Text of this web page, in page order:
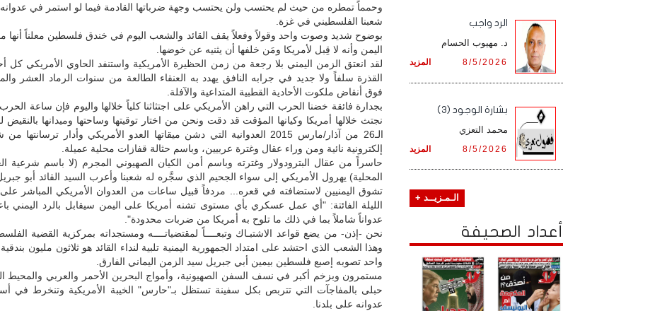
وحمماً تمطره من حيث لم يحتسب ولن يحتسب وجهة ضرباتها القادمة فيما لو استمر في
شعبنا الفلسطيني في غزة.
بوضوح شديد وصوت واحد وقولاً وفعلاً يقف القائد والشعب اليوم في خندق فلسطين معلناً أنها
اليمن وأنه لا قِبل لأمريكا ومَن خلفها أن يثنيه عن خوضها.
لقد انعتق الزمن اليمني بلا رجعة من زمن الحظيرة الأمريكية واستنفد الحاوي الأمريكي كل
القذرة سلفاً ولا جديد في جرابه النافق يهدد به العنقاء الطالعة من سنوات الرماد العشر
فوق أنقاض ملكوت الأحادية القطبية المتداعية والآفلة.
بجدارة فائقة خضنا الحرب التي راهن الأمريكي على اجتثاثنا كلياً خلالها واليوم فإن ساعة
نجتث خلالها أمريكا وكيانها المؤقت قد دقت ونحن من اختار توقيتها وساحتها وميدانها
الـ26 من آذار/مارس 2015 العدوانية التي دشن ميقاتها العدو الأمريكي وأدار ترسانتها
إلكترونية نائية ومن وراء عقال وغترة عربيين، وباسم حثالة قفازات محلية عميلة.
حاسراً من عقال البترودولار وغترته وباسم أمن الكيان الصهيوني المجرم (لا باسم شرعية
المحلية) يهرول الأمريكي إلى سواء الجحيم الذي سجَّره له شعبنا وأعرب السيد القائد أبو
تشوق اليمنيين لاستضافته في قعره... مردفاً قبيل ساعات من العدوان الأمريكي المباشر على
الليلة الفائتة: "أي عمل عسكري بأي مستوى تشنه أمريكا على اليمن سيقابل بالرد اليمني
عدواناً شاملاً بما في ذلك ما تلوح به أمريكا من ضربات محدودة".
نحن -إذن- من يضع قواعد الاشتبـاك وتبعــــاً لمقتضياتــــه ومستجداته بمركزية القضية
وهذا الشعب الذي احتشد على امتداد الجمهورية اليمنية تلبية لنداء القائد هو ثلاثون مليون بندقية
واحد تصوبه إصبع فلسطين بيمين أبي جبريل سيد الزمن اليماني الفارق.
مستمرون وبزخم أكبر في نسف السفن الصهيونية، وأمواج البحرين الأحمر والعربي والمحيط
حبلى بالمفاجآت التي تتربص بكل سفينة تستظل بـ"حارس" الخيبة الأمريكية وتنخرط في
عدوانه على بلدنا.
الرد واجب
د. مهيوب الحسام
المزيد 8/5/2026
بشارة الوجود (3)
محمد التعزي
المزيد 8/5/2026
الـمـزيــد +
أعداد الصحيفة